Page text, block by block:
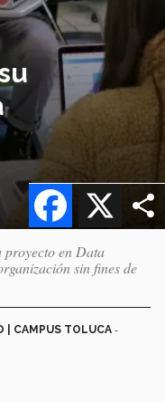
X
Facebook
proyecto en Data
sin fines de
| CAMPUS TOLUCA -